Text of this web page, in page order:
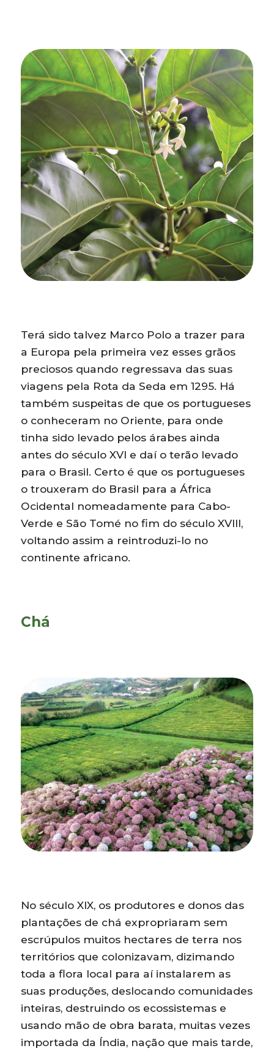
Terá sido talvez Marco Polo a trazer para
a Europa pela primeira vez esses grãos
preciosos quando regressava das suas
viagens pela Rota da Seda em 1295. Há
também suspeitas de que os portugueses
o conheceram no Oriente, para onde
tinha sido levado pelos árabes ainda
antes do século XVI e daí o terão levado
para o Brasil. Certo é que os portugueses
o trouxeram do Brasil para a África
Ocidental nomeadamente para Cabo-
Verde e São Tomé no fim do século XVIII,
voltando assim a reintroduzi-lo no
continente africano.
Chá
No século XIX, os produtores e donos das
plantações de chá expropriaram sem
escrúpulos muitos hectares de terra nos
territórios que colonizavam, dizimando
toda a flora local para aí instalarem as
suas produções, deslocando comunidades
inteiras, destruindo os ecossistemas e
usando mão de obra barata, muitas vezes
importada da Índia, nação que mais tarde,